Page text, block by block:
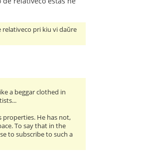
relativeco pri kiu vi daŭre
a beggar clothed in
properties. He has not,
To say that in the
to subscribe to such a